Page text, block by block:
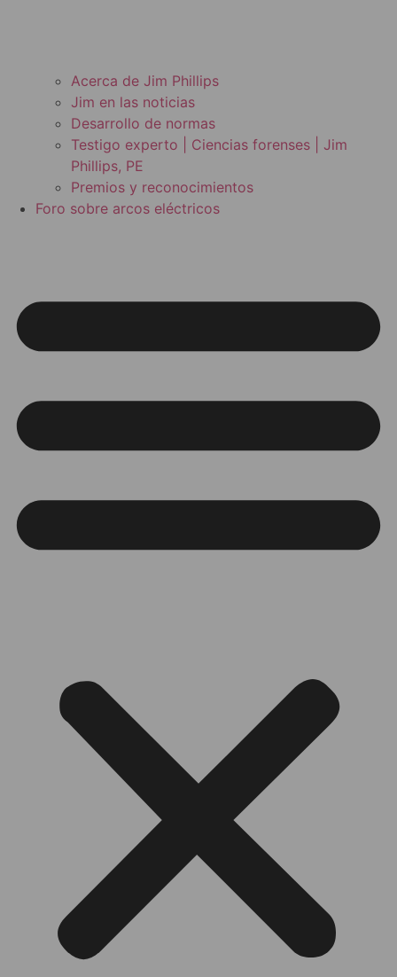
Acerca de Jim Phillips
Jim en las noticias
Desarrollo de normas
Testigo experto | Ciencias forenses | Jim
Phillips, PE
Premios y reconocimientos
Foro sobre arcos eléctricos